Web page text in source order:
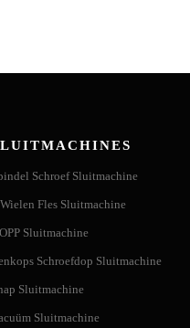
Schroef Sluitmachine
Fles Sluitmachine
Sluitmachine
Schroefdop Sluitmachine
Sluitmachine
Sluitmachine